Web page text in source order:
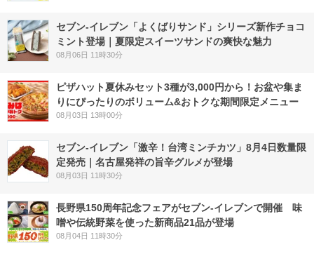
セブン‐イレブン「よくばりサンド」シリーズ新作チョコ
ミント登場｜夏限定スイーツサンドの爽快な魅力
08月06日 11時30分
ピザハット夏休みセット3種が3,000円から！お盆や集ま
りにぴったりのボリューム&おトクな期間限定メニュー
08月03日 13時00分
セブン-イレブン「激辛！台湾ミンチカツ」8月4日数量限
定発売｜名古屋発祥の旨辛グルメが登場
08月03日 11時30分
長野県150周年記念フェアがセブン-イレブンで開催 味
噌や伝統野菜を使った新商品21品が登場
08月04日 11時30分